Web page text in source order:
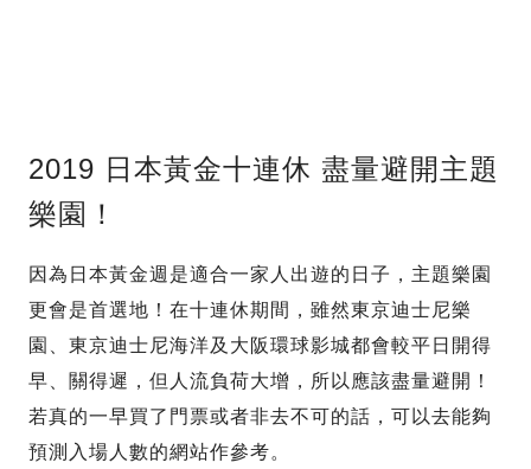
2019 日本黃金十連休 盡量避開主題
樂園！
因為日本黃金週是適合一家人出遊的日子，主題樂園
更會是首選地！在十連休期間，雖然東京迪士尼樂
園、東京迪士尼海洋及大阪環球影城都會較平日開得
早、關得遲，但人流負荷大增，所以應該盡量避開！
若真的一早買了門票或者非去不可的話，可以去能夠
預測入場人數的網站作參考。